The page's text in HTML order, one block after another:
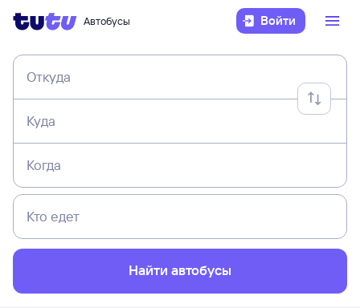
Автобусы Войти
Откуда
Куда
Когда
Кто едет
Найти автобусы